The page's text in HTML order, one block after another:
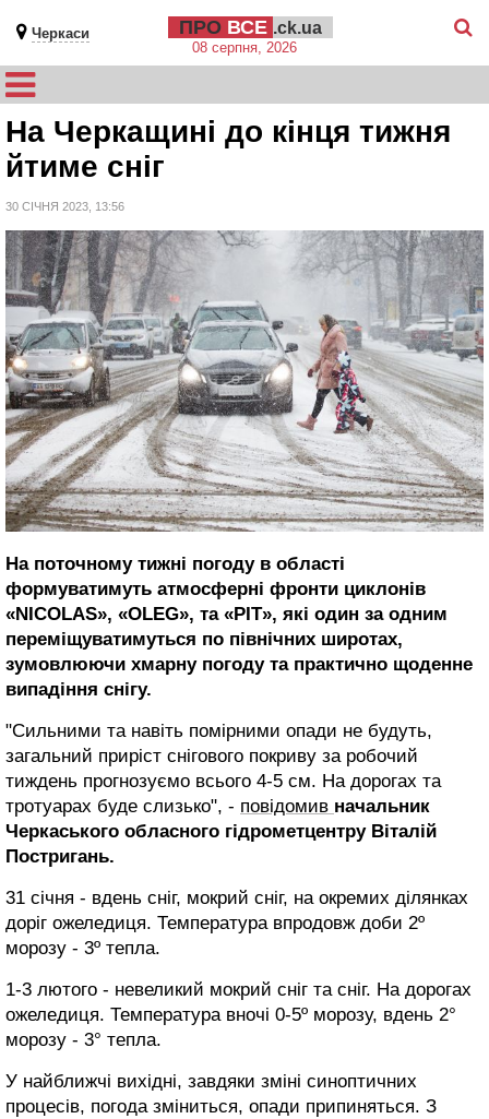
Черкаси ПРО ВСЕ .ck.ua
08 серпня, 2026
На Черкащині до кінця тижня
йтиме сніг
30 СІЧНЯ 2023, 13:56
На поточному тижні погоду в області
формуватимуть атмосферні фронти циклонів
«NICOLAS», «OLEG», та «PIT», які один за одним
переміщуватимуться по північних широтах,
зумовлюючи хмарну погоду та практично щоденне
випадіння снігу.
"Сильними та навіть помірними опади не будуть,
загальний приріст снігового покриву за робочий
тиждень прогнозуємо всього 4-5 см. На дорогах та
тротуарах буде слизько", - повідомив начальник
Черкаського обласного гідрометцентру Віталій
Постригань.
31 січня - вдень сніг, мокрий сніг, на окремих ділянках
доріг ожеледиця. Температура впродовж доби 2º
морозу - 3º тепла.
1-3 лютого - невеликий мокрий сніг та сніг. На дорогах
ожеледиця. Температура вночі 0-5º морозу, вдень 2°
морозу - 3° тепла.
У найближчі вихідні, завдяки зміні синоптичних
процесів, погода зміниться, опади припиняться. З